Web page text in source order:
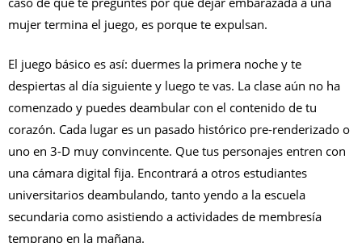
mujer termina el juego, es porque te expulsan.
El juego básico es así: duermes la primera noche y te
despiertas al día siguiente y luego te vas. La clase aún no ha
comenzado y puedes deambular con el contenido de tu
corazón. Cada lugar es un pasado histórico pre-renderizado o
uno en 3-D muy convincente. Que tus personajes entren con
una cámara digital fija. Encontrará a otros estudiantes
universitarios deambulando, tanto yendo a la escuela
secundaria como asistiendo a actividades de membresía
temprano en la mañana.